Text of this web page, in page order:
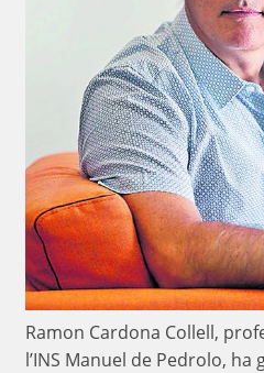
Ramon Cardona Collell,
l’INS Manuel de Pedrolo,